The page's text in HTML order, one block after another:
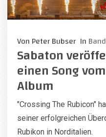
Von Peter Bubser In
Sabaton
einen Song
Album
"Crossing The Rubicon"
seiner erfolgreichen
Rubikon in Norditalien.